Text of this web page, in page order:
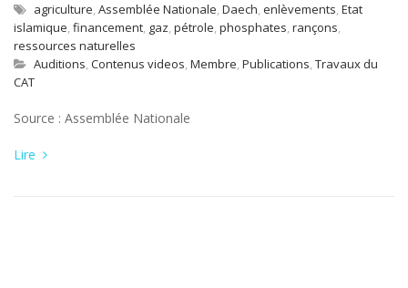
agriculture, Assemblée Nationale, Daech, enlèvements, Etat
islamique, financement, gaz, pétrole, phosphates, rançons,
ressources naturelles
Auditions, Contenus videos, Membre, Publications, Travaux du
CAT
Source : Assemblée Nationale
Lire